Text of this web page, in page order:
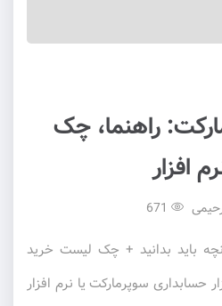
راهنما، چک
افزار
باید بدانید + چک لیست خرید
حسابداری سوپرمارکت یا نرم افزار